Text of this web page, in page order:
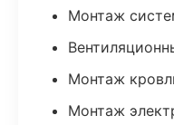
Монтаж
Монтаж
Монтаж